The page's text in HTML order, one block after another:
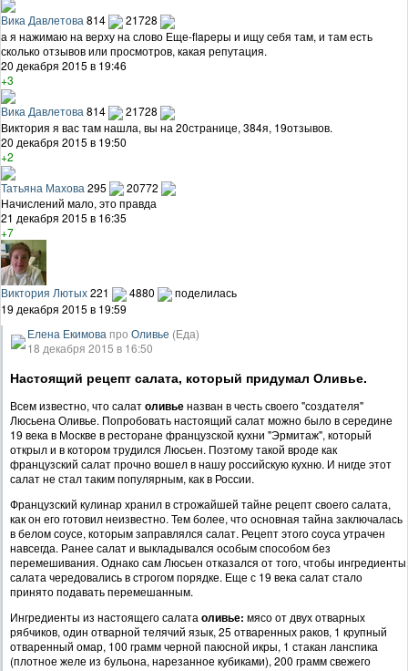
Вика Давлетова 814
21728
а я нажимаю на верху на слово Еще-flapеры и ищу себя там, и там есть
сколько отзывов или просмотров, какая репутация.
20 декабря 2015 в 19:46
+3
Вика Давлетова 814
21728
Виктория я вас там нашла, вы на 20странице, 384я, 19отзывов.
20 декабря 2015 в 19:50
+2
Татьяна Махова 295
20772
Начислений мало, это правда
21 декабря 2015 в 16:35
+7
Виктория Лютых221 4880
поделилась
19 декабря 2015 в 19:59
Елена Екимова про Оливье (Еда)
18 декабря 2015 в 16:50
Настоящий рецепт салата, который придумал Оливье.
Всем известно, что салатоливьеназван в честь своего "создателя"
Люсьена Оливье. Попробовать настоящий салат можно было в середине
19 века в Москве в ресторане французской кухни "Эрмитаж", который
открыл и в котором трудился Люсьен. Поэтому такой вроде как
французский салат прочно вошел в нашу российскую кухню. И нигде этот
салат не стал таким популярным, как в России.
Французский кулинар хранил в строжайшей тайне рецепт своего салата,
как он его готовил неизвестно. Тем более, что основная тайна заключалась
в белом соусе, которым заправлялся салат. Рецепт этого соуса утрачен
навсегда. Ранее салат и выкладывался особым способом без
перемешивания. Однако сам Люсьен отказался от того, чтобы ингредиенты
салата чередовались в строгом порядке. Еще с 19 века салат стало
принято подавать перемешанным.
Ингредиенты из настоящего салата оливье: мясо от двух отварных
рябчиков, один отварной телячий язык, 25 отваренных раков, 1 крупный
отваренный омар, 100 грамм черной паюсной икры, 1 стакан ланспика
(плотное желе из бульона, нарезанное кубиками), 200 грамм свежего